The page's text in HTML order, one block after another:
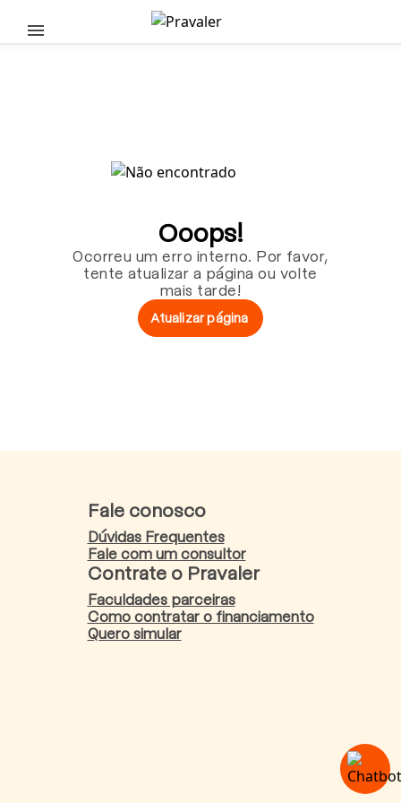
Pular para o conteúdo principal
Ooops!
Ocorreu um erro interno. Por favor,
tente atualizar a página ou volte
mais tarde!
Atualizar página
Fale conosco
Dúvidas Frequentes
Fale com um consultor
Contrate o Pravaler
Faculdades parceiras
Como contratar o financiamento
Quero simular